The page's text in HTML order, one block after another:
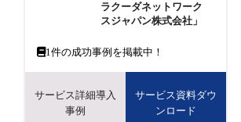
ラクーダネットワーク
スジャパン株式会社」
1件の成功事例を掲載中！
サービス詳細導入
事例
サービス資料ダウ
ンロード